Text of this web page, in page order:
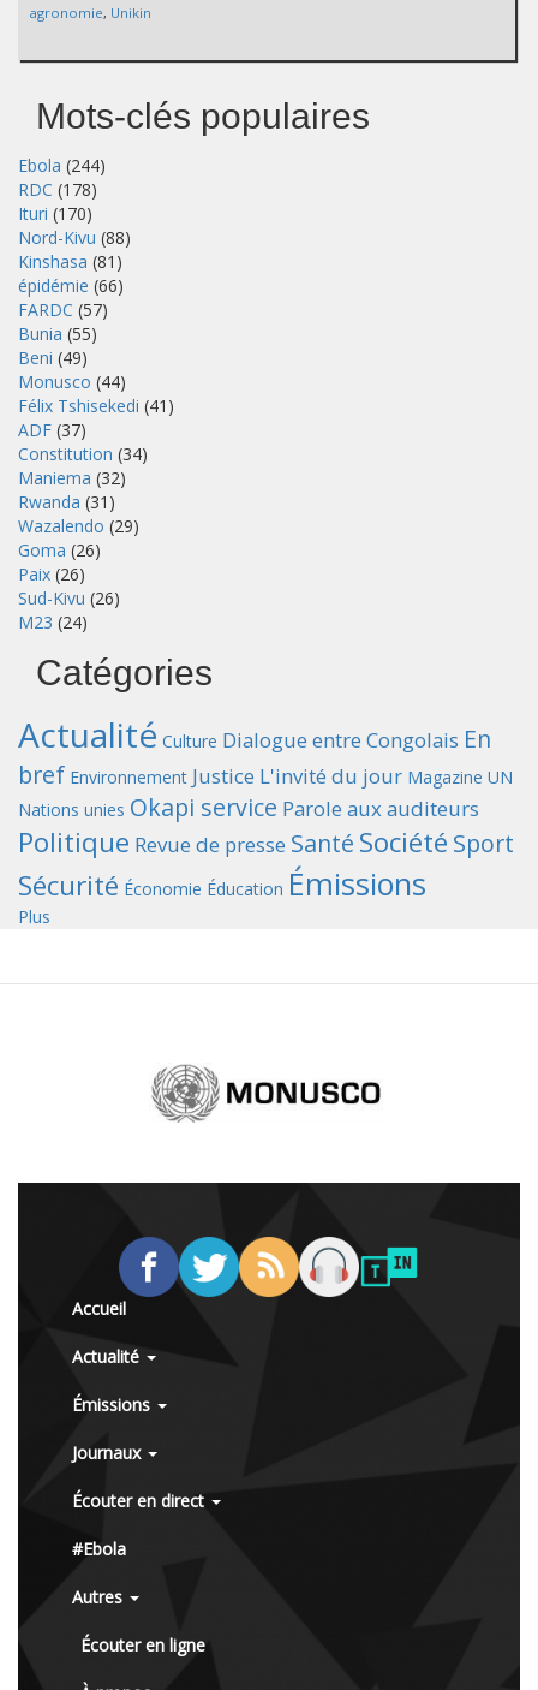
agronomie, Unikin
Mots-clés populaires
Ebola (244)
RDC (178)
Ituri (170)
Nord-Kivu (88)
Kinshasa (81)
épidémie (66)
FARDC (57)
Bunia (55)
Beni (49)
Monusco (44)
Félix Tshisekedi (41)
ADF (37)
Constitution (34)
Maniema (32)
Rwanda (31)
Wazalendo (29)
Goma (26)
Paix (26)
Sud-Kivu (26)
M23 (24)
Catégories
Actualité Culture Dialogue entre Congolais En
bref Environnement Justice L'invité du jour Magazine UN
Nations unies Okapi service Parole aux auditeurs
Politique Revue de presse Santé Société Sport
Sécurité Économie Éducation Émissions
Plus
Accueil
Actualité
Émissions
Journaux
Écouter en direct
#Ebola
Autres
Écouter en ligne